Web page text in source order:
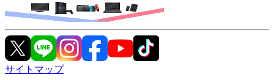
サイトマップ